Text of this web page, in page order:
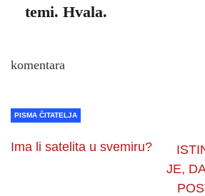
temi. Hvala.
komentara
PISMA ČITATELJA
Ima li satelita u svemiru?
JE,